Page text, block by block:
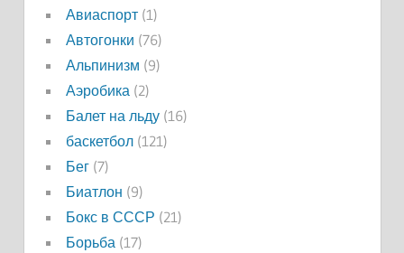
Авиаспорт(1)
Автогонки (76)
Альпинизм (9)
Аэробика(2)
Балет на льду(16)
баскетбол(121)
Бег(7)
Биатлон (9)
Бокс в СССР (21)
Борьба(17)